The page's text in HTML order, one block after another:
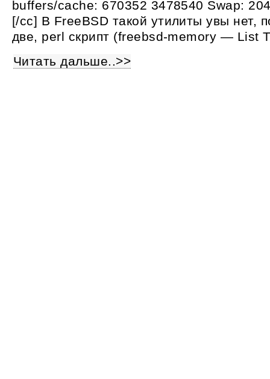
buffers/cache: 670352 3478540 Swap:
[/cc] В FreeBSD такой утилиты увы нет,
две, perl скрипт (freebsd-memory — List
Читать дальше..>>